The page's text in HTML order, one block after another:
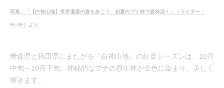
写真：「【白神山地】世界遺産の森を歩こう、初夏のブナ林で森林浴！」（ライター：
BLUE）より
青森県と秋田県にまたがる「白神山地」の紅葉シーズンは、10月
中旬～10月下旬。神秘的なブナの原生林が金色に染まり、美しく
輝きます。